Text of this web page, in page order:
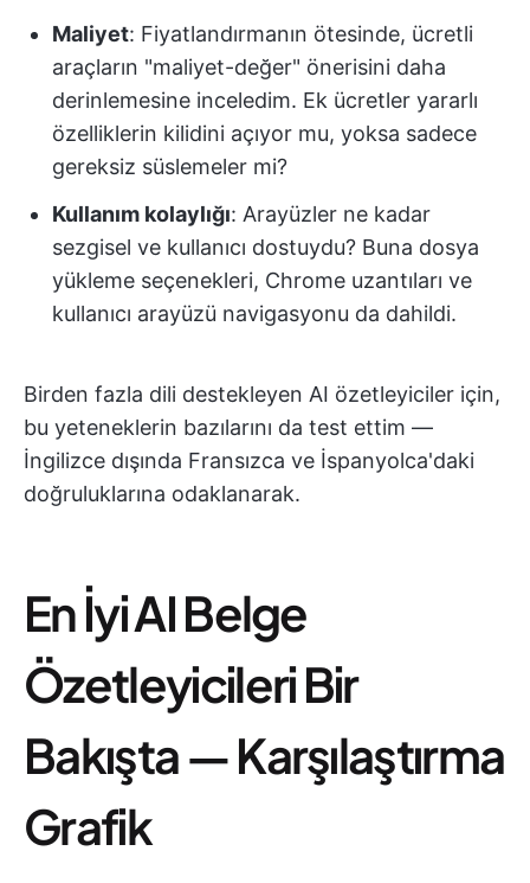
Maliyet: Fiyatlandırmanın ötesinde, ücretli
araçların "maliyet-değer" önerisini daha
derinlemesine inceledim. Ek ücretler yararlı
özelliklerin kilidini açıyor mu, yoksa sadece
gereksiz süslemeler mi?
Kullanım kolaylığı: Arayüzler ne kadar
sezgisel ve kullanıcı dostuydu? Buna dosya
yükleme seçenekleri, Chrome uzantıları ve
kullanıcı arayüzü navigasyonu da dahildi.
Birden fazla dili destekleyen AI özetleyiciler için,
bu yeteneklerin bazılarını da test ettim —
İngilizce dışında Fransızca ve İspanyolca'daki
doğruluklarına odaklanarak.
En İyi AI Belge
Özetleyicileri Bir
Bakışta — Karşılaştırma
Grafik